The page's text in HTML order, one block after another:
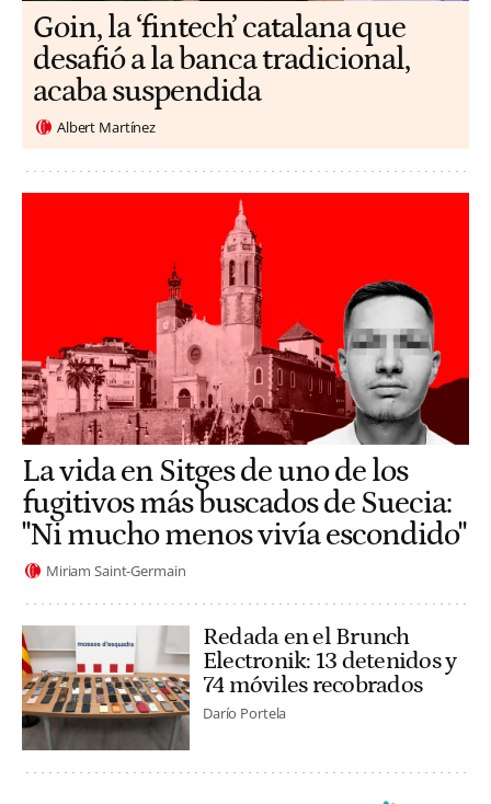
Goin, la ‘fintech’ catalana que
desafió a la banca tradicional,
acaba suspendida
Albert Martínez
La vida en Sitges de uno de los
fugitivos más buscados de Suecia:
"Ni mucho menos vivía escondido"
Miriam Saint-Germain
Redada en el Brunch
Electronik: 13 detenidos y
74 móviles recobrados
Darío Portela